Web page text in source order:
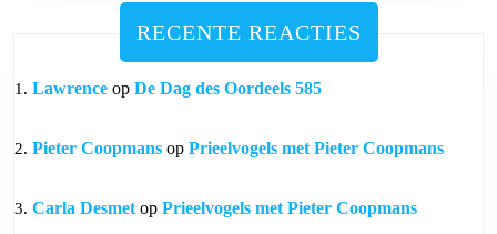
RECENTE REACTIES
Lawrence op De Dag des Oordeels 585
Pieter Coopmans op Prieelvogels met Pieter Coopmans
Carla Desmet op Prieelvogels met Pieter Coopmans